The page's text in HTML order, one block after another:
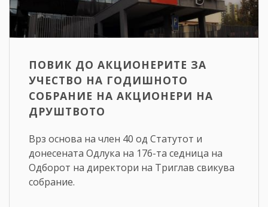
ПОВИК ДО АКЦИОНЕРИТЕ ЗА
УЧЕСТВО НА ГОДИШНОТО
СОБРАНИЕ НА АКЦИОНЕРИ НА
ДРУШТВОТО
Врз основа на член 40 од Статутот и
донесената Одлука на 176-та седница на
Одборот на директори на Триглав свикува
собрание.